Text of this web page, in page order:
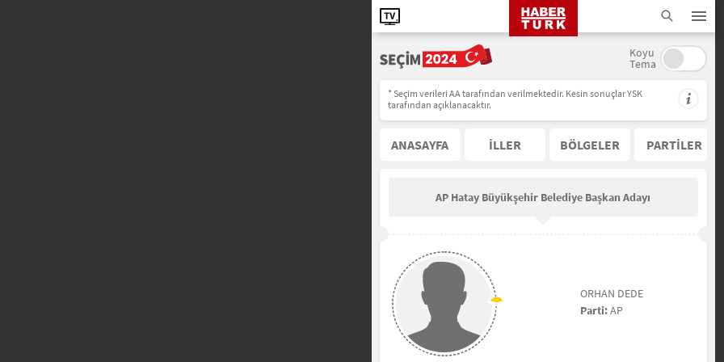
Koyu
Tema
* Seçim verileri AA tarafından verilmektedir. Kesin sonuçlar YSK
tarafından açıklanacaktır.
ANASAYFA İLLER BÖLGELER PARTİLER
AP Hatay Büyükşehir Belediye Başkan Adayı
ORHAN DEDE
Parti:AP